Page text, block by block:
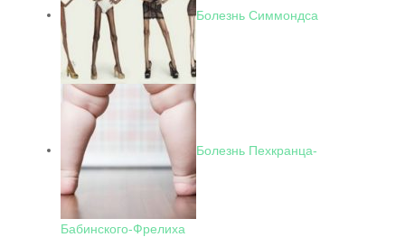
Болезнь Симмондса
Болезнь Пехкранца-
Бабинского-Фрелиха